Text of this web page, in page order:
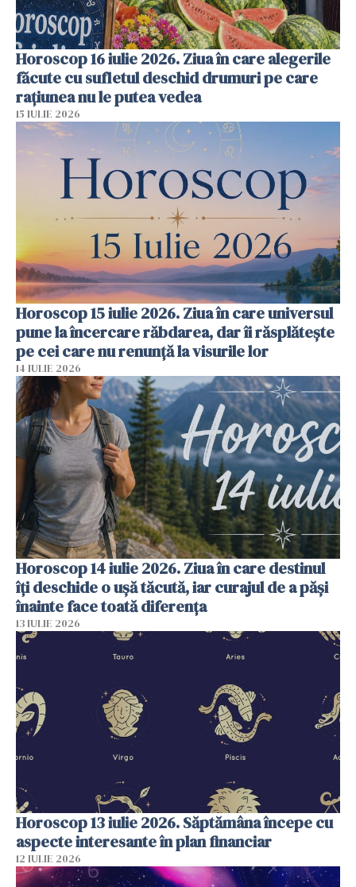
Horoscop 16 iulie 2026. Ziua în care alegerile
făcute cu sufletul deschid drumuri pe care
rațiunea nu le putea vedea
15 IULIE 2026
Horoscop 15 iulie 2026. Ziua în care universul
pune la încercare răbdarea, dar îi răsplătește
pe cei care nu renunță la visurile lor
14 IULIE 2026
Horoscop 14 iulie 2026. Ziua în care destinul
îți deschide o ușă tăcută, iar curajul de a păși
înainte face toată diferența
13 IULIE 2026
Horoscop 13 iulie 2026. Săptămâna începe cu
aspecte interesante în plan financiar
12 IULIE 2026